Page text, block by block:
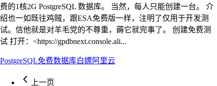
费的1核2G PostgreSQL 数据库。 当然，每人只能创建一台。 介
绍也一如既往鸡贼，跟ESA免费版一样，注明了仅用于开发测
试。信他就是对羊毛党的不尊重，薅它就完事了。 创建免费测
试 打开：<https://gpdbnext.console.ali...
PostgreSQL免费数据库白嫖阿里云
上一页